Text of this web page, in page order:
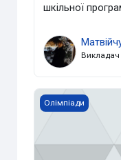
шкільної
Викладач
Онлайн-тест з
Олімпіади